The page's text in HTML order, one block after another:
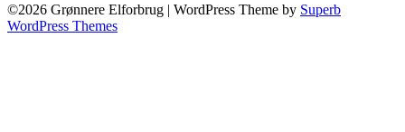
©2026 Grønnere Elforbrug | WordPress Theme by Superb
WordPress Themes